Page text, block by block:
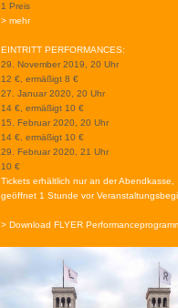
1 Preis
> mehr
EINTRITT PERFORMANCES:
29. November 2019, 20 Uhr
12 €, ermäßigt 8 €
27. Januar 2020, 20 Uhr
14 €, ermäßigt 10 €
15. Februar 2020, 20 Uhr
14 €, ermäßigt 10 €
29. Februar 2020, 21 Uhr
10 €
Tickets erhältlich nur an der Abendkasse,
geöffnet 1 Stunde vor
> Download FLYER